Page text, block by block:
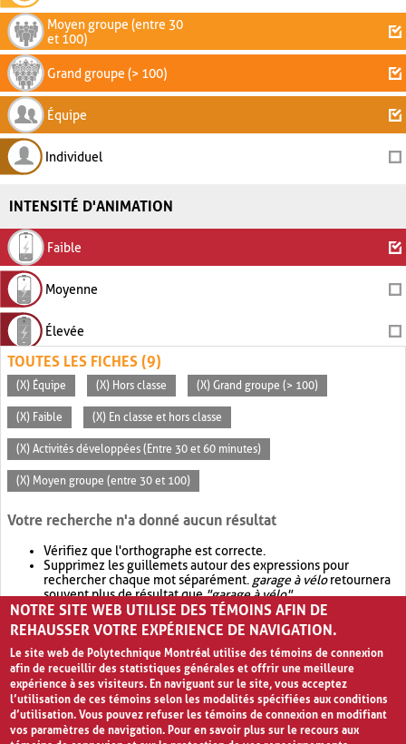
Moyen groupe (entre 30
et 100)
Grand groupe (> 100)
Équipe
Individuel
INTENSITÉ D'ANIMATION
Faible
Moyenne
Élevée
TOUTES LES FICHES (9)
(X) Équipe (X) Hors classe (X) Grand groupe (> 100)
(X) Faible (X) En classe et hors classe
(X) Activités développées (Entre 30 et 60 minutes)
(X) Moyen groupe (entre 30 et 100)
Votre recherche n'a donné aucun résultat
Vérifiez que l'orthographe est correcte.
Supprimez les guillemets autour des expressions pour
rechercher chaque mot séparément. garage à véloretournera
souvent plus de résultat que"garage à vélo".
Envisagez d'élargir votre recherche avec OR.garage OR vélo
retournera souvent plus de résultat quegarage à vélo
NOTRE SITE WEB UTILISE DES TÉMOINS AFIN DE
REHAUSSER VOTRE EXPÉRIENCE DE NAVIGATION.
Le site web de Polytechnique Montréal utilise des témoins de connexion
afin de recueillir des statistiques générales et offrir une meilleure
expérience à ses visiteurs. En naviguant sur le site, vous acceptez
l’utilisation de ces témoins selon les modalités spécifiées aux conditions
d’utilisation. Vous pouvez refuser les témoins de connexion en modifiant
vos paramètres de navigation. Pour en savoir plus sur le recours aux